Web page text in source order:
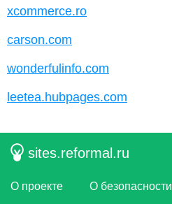
xcommerce.ro
carson.com
wonderfulinfo.com
leetea.hubpages.com
sites.reformal.ru
О проекте О безопасности